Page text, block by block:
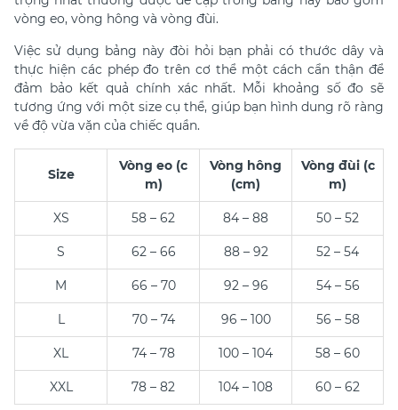
vòng eo, vòng hông và vòng đùi.
Việc sử dụng bảng này đòi hỏi bạn phải có thước dây và
thực hiện các phép đo trên cơ thể một cách cẩn thận để
đảm bảo kết quả chính xác nhất. Mỗi khoảng số đo sẽ
tương ứng với một size cụ thể, giúp bạn hình dung rõ ràng
về độ vừa vặn của chiếc quần.
Size
Vòng eo (c
m)
Vòng hông
(cm)
Vòng đùi (c
m)
XS 58 – 62 84 – 88 50 – 52
S 62 – 66 88 – 92 52 – 54
M 66 – 70 92 – 96 54 – 56
L 70 – 74 96 – 100 56 – 58
XL 74 – 78 100 – 104 58 – 60
XXL 78 – 82 104 – 108 60 – 62